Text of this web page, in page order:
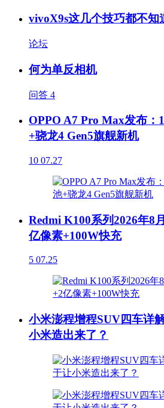
vivoX9s这几个技巧都不知
论坛
何为单反相机
问答 4
OPPO A7 Pro Max发布：
+骁龙4 Gen5旗舰新机
10 07.27
Redmi K100系列2026年8
亿像素+100W快充
5 07.25
小米澎程增程SUV四车详
小米造出来了？